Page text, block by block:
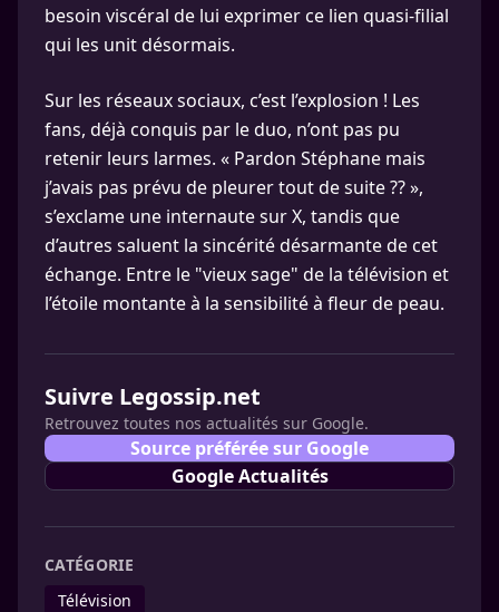
besoin viscéral de lui exprimer ce lien quasi-filial
qui les unit désormais.
Sur les réseaux sociaux, c’est l’explosion ! Les
fans, déjà conquis par le duo, n’ont pas pu
retenir leurs larmes. « Pardon Stéphane mais
j’avais pas prévu de pleurer tout de suite ?? »,
s’exclame une internaute sur X, tandis que
d’autres saluent la sincérité désarmante de cet
échange. Entre le "vieux sage" de la télévision et
l’étoile montante à la sensibilité à fleur de peau.
Suivre Legossip.net
Retrouvez toutes nos actualités sur Google.
Source préférée sur Google
Google Actualités
CATÉGORIE
Télévision